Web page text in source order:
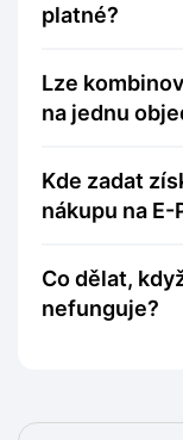
platné?
Lze kombinovat více slevových kupónů
na jednu
Kde zadat získaný slevový kupón při
nákupu na
Co dělat, když mi slevový kupón
nefunguje?